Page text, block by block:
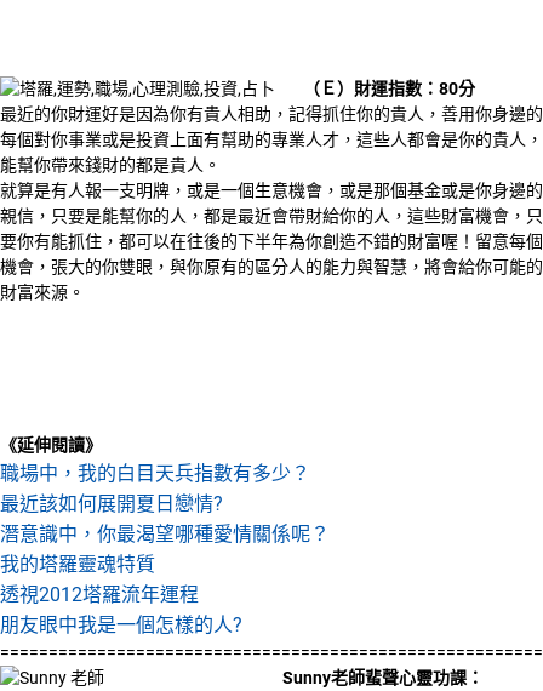
（Ｅ）財運指數：80分
最近的你財運好是因為你有貴人相助，記得抓住你的貴人，善用你身邊的
每個對你事業或是投資上面有幫助的專業人才，這些人都會是你的貴人，
能幫你帶來錢財的都是貴人。
就算是有人報一支明牌，或是一個生意機會，或是那個基金或是你身邊的
親信，只要是能幫你的人，都是最近會帶財給你的人，這些財富機會，只
要你有能抓住，都可以在往後的下半年為你創造不錯的財富喔！留意每個
機會，張大的你雙眼，與你原有的區分人的能力與智慧，將會給你可能的
財富來源。
《延伸閱讀》
職場中，我的白目天兵指數有多少？
最近該如何展開夏日戀情?
潛意識中，你最渴望哪種愛情關係呢？
我的塔羅靈魂特質
透視2012塔羅流年運程
朋友眼中我是一個怎樣的人?
Sunny老師蜚聲心靈功課：